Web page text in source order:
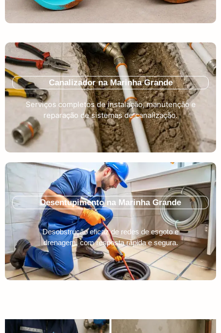
Canalizador na Marinha Grande
Serviços completos de instalação, manutenção e
reparação de sistemas de canalização.
Desentupimento na Marinha Grande
Desobstrução eficaz de redes de esgoto e
drenagem, com resposta rápida e segura.